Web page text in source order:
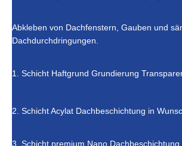
Abkleben von Dachfenstern, Gauben und
Dachdurchdringungen.
1. Schicht Haftgrund Grundierung
2. Schicht Acylat Dachbeschichtung in
3. Schicht premium Nano Dachbeschichtung